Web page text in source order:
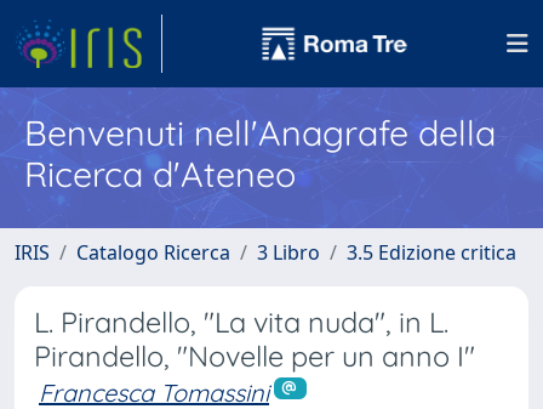
Benvenuti nell'Anagrafe della
Ricerca d'Ateneo
IRIS Catalogo Ricerca 3 Libro 3.5 Edizione critica
L. Pirandello, "La vita nuda", in L.
Pirandello, "Novelle per un anno I"
Francesca Tomassini